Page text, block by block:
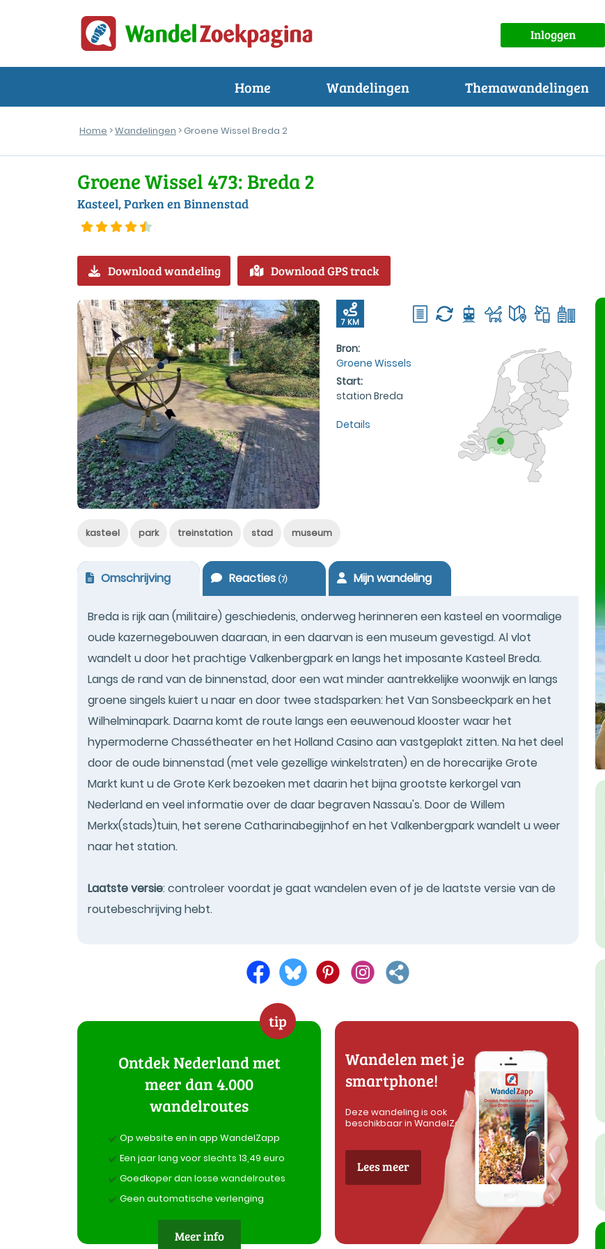
Inloggen
Home Wandelingen Themawandelingen
Home >Wandelingen > Groene Wissel Breda 2
Groene Wissel 473: Breda 2
Kasteel, Parken en Binnenstad
Download wandeling Download GPS track
7 KM
Bron:
Groene Wissels
Start:
station Breda
Details
kasteel park treinstation stad museum
Omschrijving Reacties(7) Mijn wandeling
Breda is rijk aan (militaire) geschiedenis, onderweg herinneren een kasteel en voormalige
oude kazernegebouwen daaraan, in een daarvan is een museum gevestigd. Al vlot
wandelt u door het prachtige Valkenbergpark en langs het imposante Kasteel Breda.
Langs de rand van de binnenstad, door een wat minder aantrekkelijke woonwijk en langs
groene singels kuiert u naar en door twee stadsparken: het Van Sonsbeeckpark en het
Wilhelminapark. Daarna komt de route langs een eeuwenoud klooster waar het
hypermoderne Chassétheater en het Holland Casino aan vastgeplakt zitten. Na het deel
door de oude binnenstad (met vele gezellige winkelstraten) en de horecarijke Grote
Markt kunt u de Grote Kerk bezoeken met daarin het bijna grootste kerkorgel van
Nederland en veel informatie over de daar begraven Nassau's. Door de Willem
Merkx(stads)tuin, het serene Catharinabegijnhof en het Valkenbergpark wandelt u weer
naar het station.
Laatste versie: controleer voordat je gaat wandelen even of je de laatste versie van de
routebeschrijving hebt.
tip
Ontdek Nederland met
meer dan 4.000
wandelroutes
Op website en in app WandelZapp
Een jaar lang voor slechts 13,49 euro
Goedkoper dan losse wandelroutes
Geen automatische verlenging
Meer info
Wandelen met je
smartphone!
Deze wandeling is ook
beschikbaar in WandelZapp
Lees meer